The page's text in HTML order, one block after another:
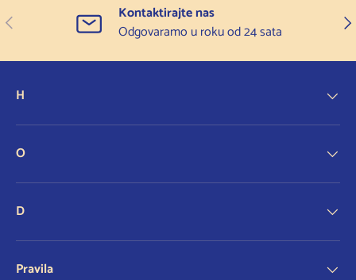
Prethodno
Kontaktirajte nas
Odgovaramo u roku od 24 sata
H
O
D
Pravila